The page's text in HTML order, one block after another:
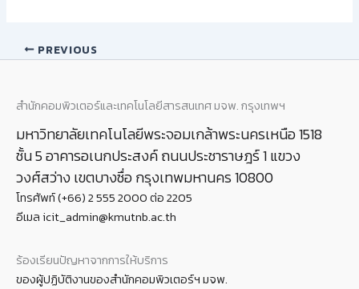
PREVIOUS
สำนักคอมพิวเตอร์และเทคโนโลยีสารสนเทศ มจพ. กรุงเทพฯ
มหาวิทยาลัยเทคโนโลยีพระจอมเกล้าพระนครเหนือ 1518
ชั้น 5 อาคารอเนกประสงค์ ถนนประชาราษฎร์ 1 แขวง
วงศ์สว่าง เขตบางซื่อ กรุงเทพมหานคร 10800
โทรศัพท์ (+66) 2 555 2000 ต่อ 2205
อีเมล icit_admin@kmutnb.ac.th
ร้องเรียนปัญหาจากการให้บริการ
ของผู้ปฏิบัติงานของสำนักคอมพิวเตอร์ฯ มจพ.